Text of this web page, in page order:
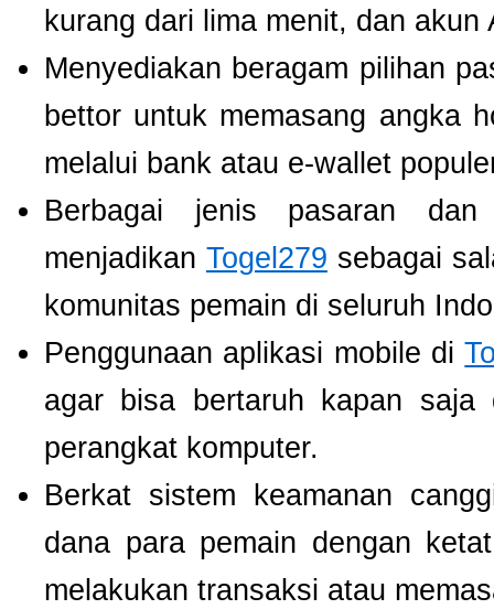
kurang dari lima menit, dan
Menyediakan beragam pilihan
bettor untuk memasang angka
melalui bank atau e-wallet
Berbagai jenis pasaran dan
menjadikan Togel279 sebagai
komunitas pemain di seluruh
Penggunaan aplikasi mobile di
agar bisa bertaruh kapan
perangkat komputer.
Berkat sistem keamanan
dana para pemain dengan
melakukan transaksi atau